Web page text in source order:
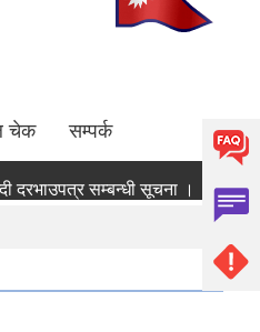
चेक सम्पर्क
सम्बन्धी सूचना ।